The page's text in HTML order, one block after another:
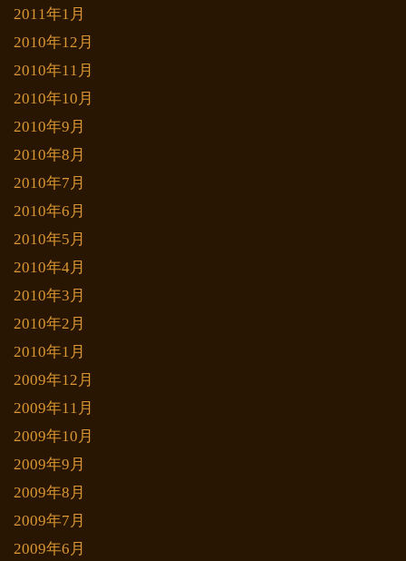
2011年1月
2010年12月
2010年11月
2010年10月
2010年9月
2010年8月
2010年7月
2010年6月
2010年5月
2010年4月
2010年3月
2010年2月
2010年1月
2009年12月
2009年11月
2009年10月
2009年9月
2009年8月
2009年7月
2009年6月